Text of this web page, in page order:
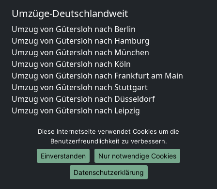
Umzüge-Deutschlandweit
Umzug von Gütersloh nach Berlin
Umzug von Gütersloh nach Hamburg
Umzug von Gütersloh nach München
Umzug von Gütersloh nach Köln
Umzug von Gütersloh nach Frankfurt am Main
Umzug von Gütersloh nach Stuttgart
Umzug von Gütersloh nach Düsseldorf
Umzug von Gütersloh nach Leipzig
Umzug von Gütersloh nach Essen
Umzug von Gütersloh nach Bremen
Umzug von Gütersloh nach Dresden
Umzug von Gütersloh nach Hannover
Umzug von Gütersloh nach Nürnberg
Diese Internetseite verwendet Cookies um die
Benutzerfreundlichkeit zu verbessern.
Einverstanden
Nur notwendige Cookies
Datenschutzerklärung